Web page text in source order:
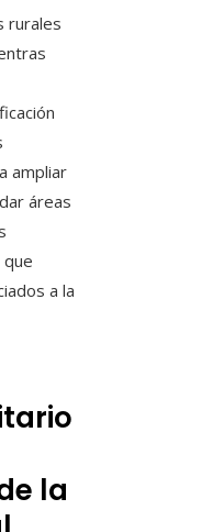
rurales
ampliar
áreas
a la
la